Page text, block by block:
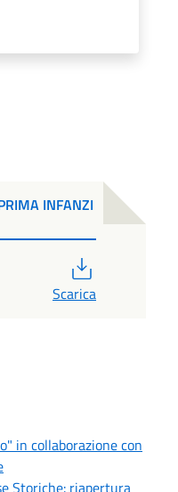
INFANZI
Scarica
in collaborazione con
Storiche: riapertura